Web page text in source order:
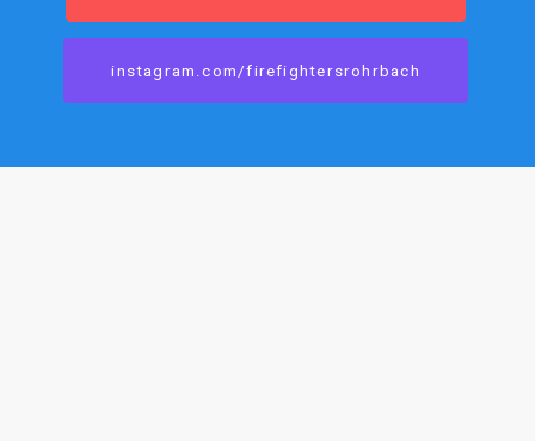
instagram.com/firefightersrohrbach